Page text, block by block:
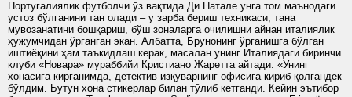
Португалиялик футболчи ўз вақтида Ди Натале унга том маънодаги
устоз бўлганини тан олади – у зарба бериш техникаси, тана
мувозанатини бошқариш, бўш зоналарга очилишни айнан италиялик
ҳужумчидан ўрганган экан. Албатта, Брунонинг ўрганишга бўлган
иштиёқини ҳам таъкидлаш керак, масалан унинг Италиядаги биринчи
клуби «Новара» мураббийи Кристиано Жаретта айтади: «Унинг
хонасига кирганимда, детектив изқуварнинг офисига кириб қолгандек
бўлдим. Бутун хона стикерлар билан тўлиб кетганди. Кейин эътибор